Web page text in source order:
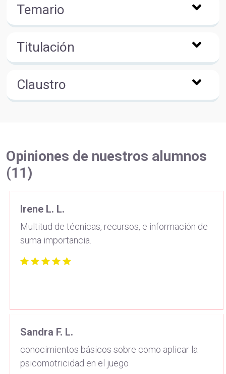
Temario
Titulación
Claustro
Opiniones de nuestros alumnos
(11)
Irene L. L.
Multitud de técnicas, recursos, e información de
suma importancia.
Sandra F. L.
conocimientos básicos sobre como aplicar la
psicomotricidad en el juego